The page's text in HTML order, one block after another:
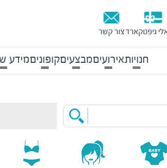
גיפטקארדצור קשר
חנויותאירועיםמבצעיםקופוניםמידע